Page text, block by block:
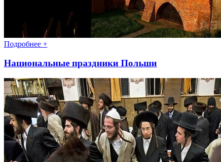
Подробнее +
Национальные праздники Польши